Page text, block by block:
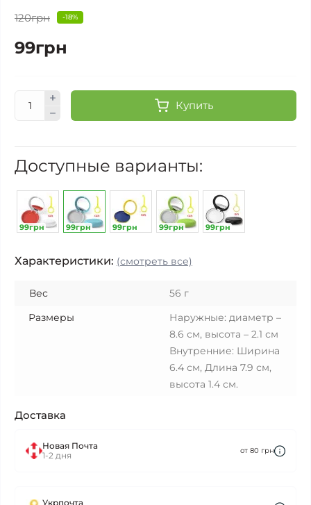
120грн -18%
99грн
Купить
Доступные варианты:
99грн 99грн 99грн 99грн 99грн
Характеристики: (смотреть все)
Вес
56 г
Размеры
Наружные: диаметр –
8.6 см, высота – 2.1 см
Внутренние: Ширина
6.4 см, Длина 7.9 см,
высота 1.4 см.
Доставка
Новая Почта
1-2 дня
от 80 грн
Укрпочта